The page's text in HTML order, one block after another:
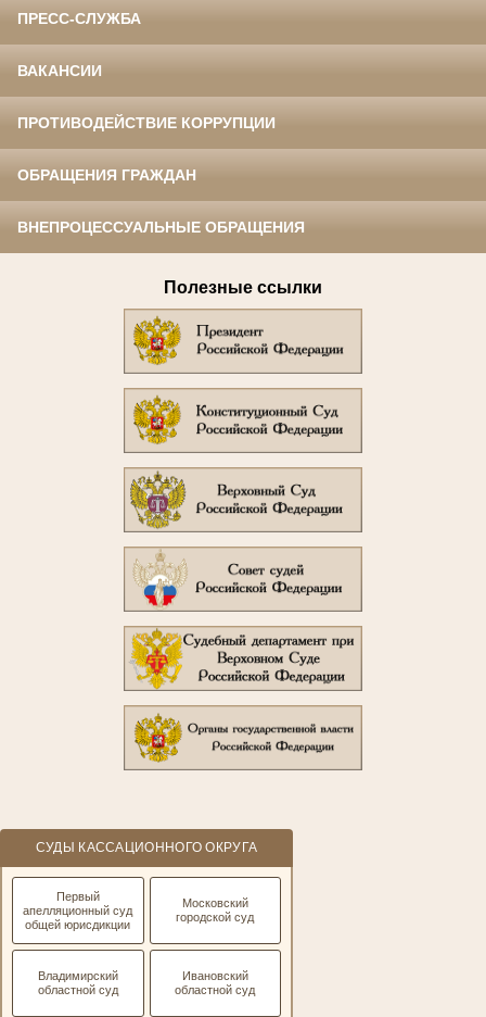
ПРЕСС-СЛУЖБА
ВАКАНСИИ
ПРОТИВОДЕЙСТВИЕ КОРРУПЦИИ
ОБРАЩЕНИЯ ГРАЖДАН
ВНЕПРОЦЕССУАЛЬНЫЕ ОБРАЩЕНИЯ
Полезные ссылки
СУДЫ КАССАЦИОННОГО ОКРУГА
Первый
апелляционный суд
общей юрисдикции
Московский
городской суд
Владимирский
областной суд
Ивановский
областной суд